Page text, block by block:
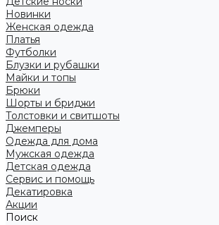
Новинки
Женская одежда
Платья
Футболки
Блузки и рубашки
Майки и топы
Брюки
Шорты и бриджи
Толстовки и свитшоты
Джемперы
Одежда для дома
Мужская одежда
Детская одежда
Сервис и помощь
Декатировка
Акции
Поиск